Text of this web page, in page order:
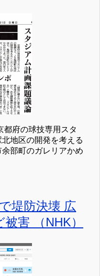
府の球技専用スタ
地区の開発を考える
部町のガレリアかめ
堤防決壊 広
害 （NHK）